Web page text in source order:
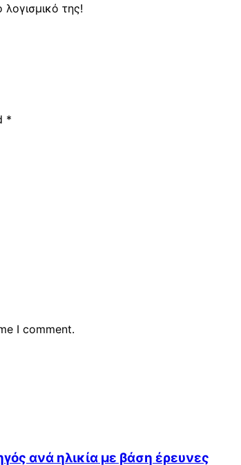
της!
*
I comment.
ανά ηλικία με βάση έρευνες